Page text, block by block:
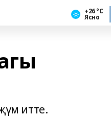
+26 °С
Ясно
итте.